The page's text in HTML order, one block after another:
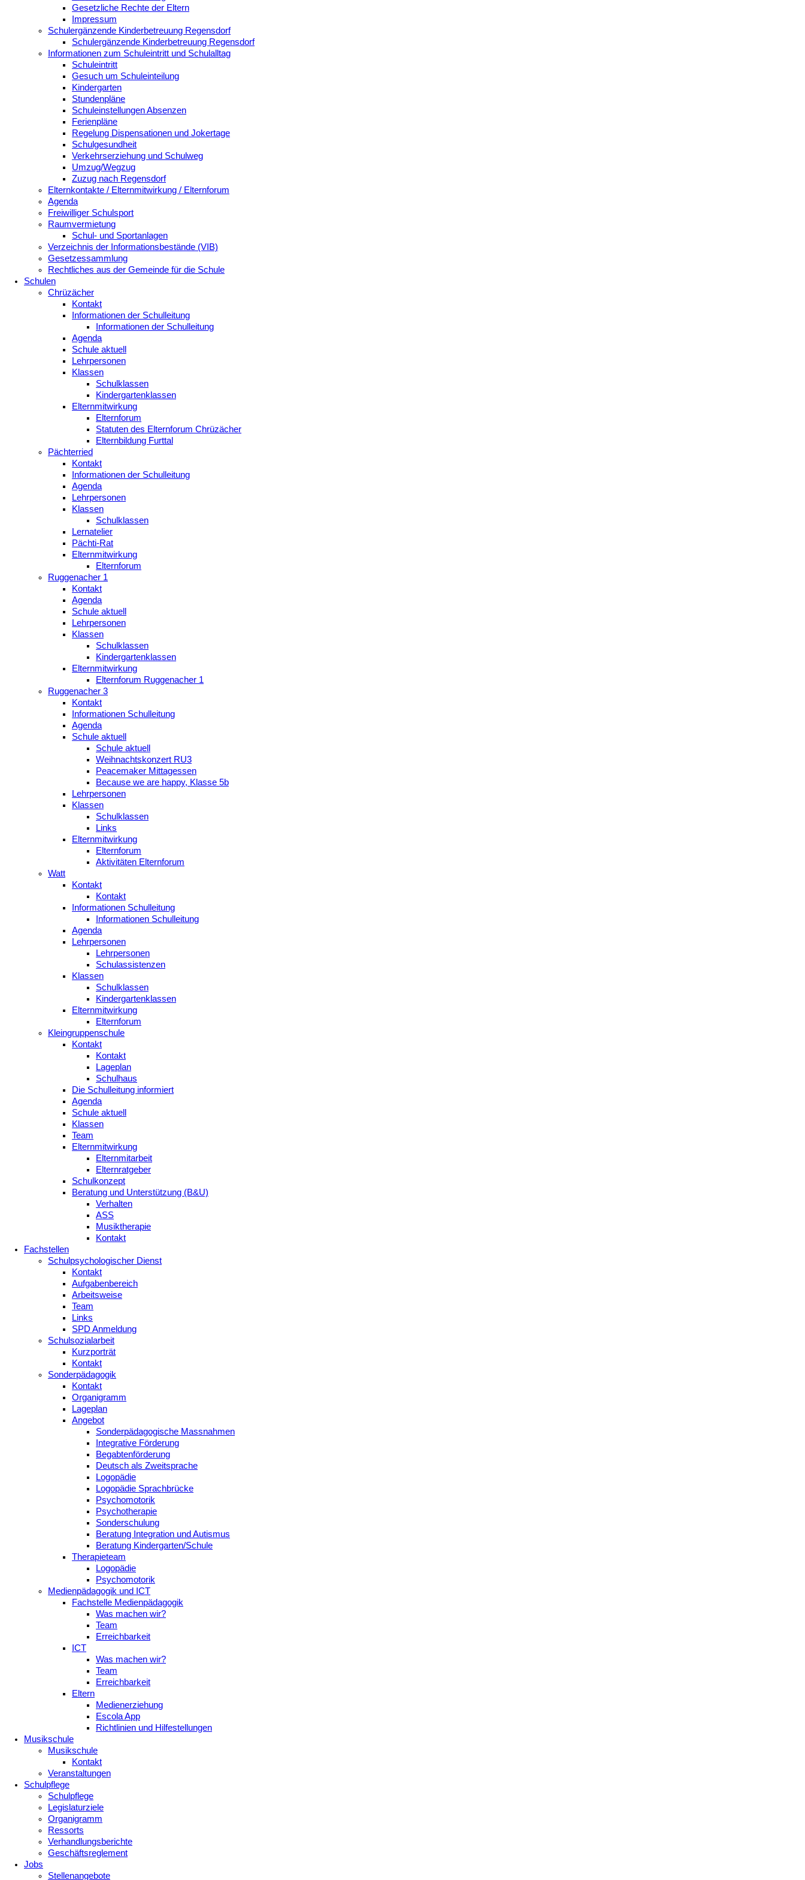
Gesetzliche Rechte der Eltern
Impressum
Schulergänzende Kinderbetreuung Regensdorf
Schulergänzende Kinderbetreuung Regensdorf
Informationen zum Schuleintritt und Schulalltag
Schuleintritt
Gesuch um Schuleinteilung
Kindergarten
Stundenpläne
Schuleinstellungen Absenzen
Ferienpläne
Regelung Dispensationen und Jokertage
Schulgesundheit
Verkehrserziehung und Schulweg
Umzug/Wegzug
Zuzug nach Regensdorf
Elternkontakte / Elternmitwirkung / Elternforum
Agenda
Freiwilliger Schulsport
Raumvermietung
Schul- und Sportanlagen
Verzeichnis der Informationsbestände (VIB)
Gesetzessammlung
Rechtliches aus der Gemeinde für die Schule
Schulen
Chrüzächer
Kontakt
Informationen der Schulleitung
Informationen der Schulleitung
Agenda
Schule aktuell
Lehrpersonen
Klassen
Schulklassen
Kindergartenklassen
Elternmitwirkung
Elternforum
Statuten des Elternforum Chrüzächer
Elternbildung Furttal
Pächterried
Kontakt
Informationen der Schulleitung
Agenda
Lehrpersonen
Klassen
Schulklassen
Lernatelier
Pächti-Rat
Elternmitwirkung
Elternforum
Ruggenacher 1
Kontakt
Agenda
Schule aktuell
Lehrpersonen
Klassen
Schulklassen
Kindergartenklassen
Elternmitwirkung
Elternforum Ruggenacher 1
Ruggenacher 3
Kontakt
Informationen Schulleitung
Agenda
Schule aktuell
Schule aktuell
Weihnachtskonzert RU3
Peacemaker Mittagessen
Because we are happy, Klasse 5b
Lehrpersonen
Klassen
Schulklassen
Links
Elternmitwirkung
Elternforum
Aktivitäten Elternforum
Watt
Kontakt
Kontakt
Informationen Schulleitung
Informationen Schulleitung
Agenda
Lehrpersonen
Lehrpersonen
Schulassistenzen
Klassen
Schulklassen
Kindergartenklassen
Elternmitwirkung
Elternforum
Kleingruppenschule
Kontakt
Kontakt
Lageplan
Schulhaus
Die Schulleitung informiert
Agenda
Schule aktuell
Klassen
Team
Elternmitwirkung
Elternmitarbeit
Elternratgeber
Schulkonzept
Beratung und Unterstützung (B&U)
Verhalten
ASS
Musiktherapie
Kontakt
Fachstellen
Schulpsychologischer Dienst
Kontakt
Aufgabenbereich
Arbeitsweise
Team
Links
SPD Anmeldung
Schulsozialarbeit
Kurzporträt
Kontakt
Sonderpädagogik
Kontakt
Organigramm
Lageplan
Angebot
Sonderpädagogische Massnahmen
Integrative Förderung
Begabtenförderung
Deutsch als Zweitsprache
Logopädie
Logopädie Sprachbrücke
Psychomotorik
Psychotherapie
Sonderschulung
Beratung Integration und Autismus
Beratung Kindergarten/Schule
Therapieteam
Logopädie
Psychomotorik
Medienpädagogik und ICT
Fachstelle Medienpädagogik
Was machen wir?
Team
Erreichbarkeit
ICT
Was machen wir?
Team
Erreichbarkeit
Eltern
Medienerziehung
Escola App
Richtlinien und Hilfestellungen
Musikschule
Musikschule
Kontakt
Veranstaltungen
Schulpflege
Schulpflege
Legislaturziele
Organigramm
Ressorts
Verhandlungsberichte
Geschäftsreglement
Jobs
Stellenangebote